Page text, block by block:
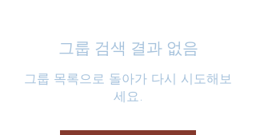
그룹 검색 결과 없음
그룹 목록으로 돌아가 다시 시도해보
세요.